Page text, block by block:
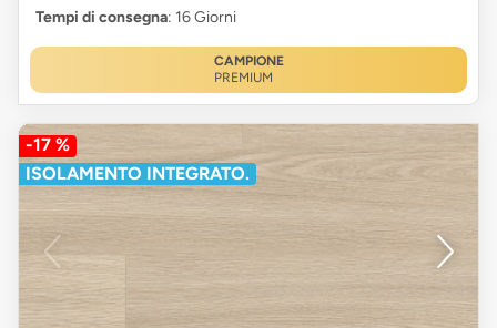
Tempi di consegna: 16 Giorni
CAMPIONE
PREMIUM
-17 %
ISOLAMENTO INTEGRATO.